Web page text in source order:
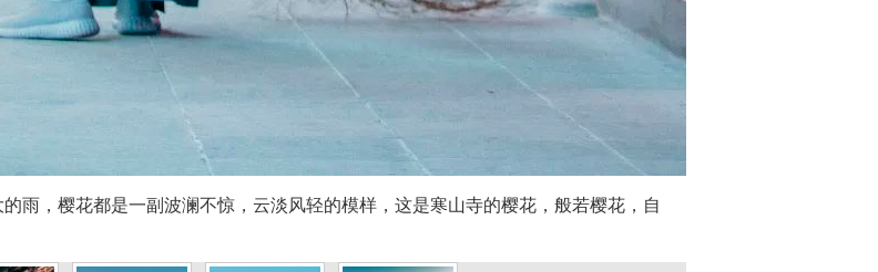
雨，樱花都是一副波澜不惊，云淡风轻的模样，这是寒山寺的樱花，般若樱花，自